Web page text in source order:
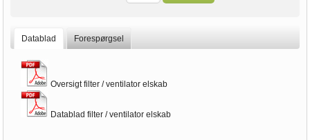
Datablad Forespørgsel
Oversigt filter / ventilator elskab
Datablad filter / ventilator elskab